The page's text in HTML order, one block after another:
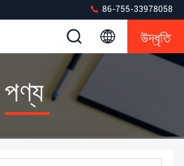
86-755-33978058
উদ্ধৃতি
পণ্য